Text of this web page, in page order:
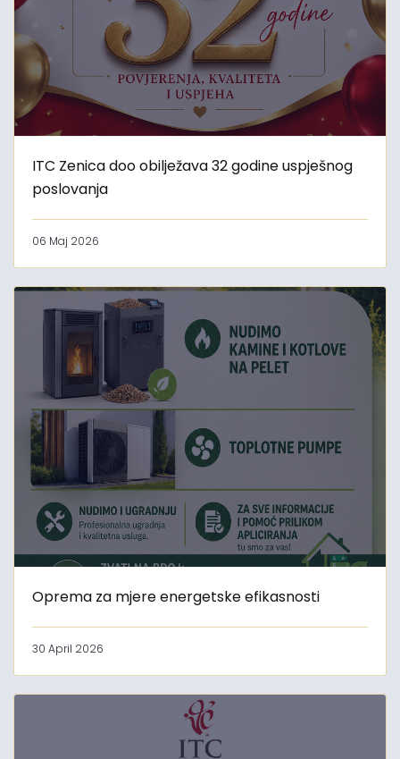
ITC Zenica doo obilježava 32 godine uspješnog
poslovanja
06 Maj 2026
Oprema za mjere energetske efikasnosti
30 April 2026